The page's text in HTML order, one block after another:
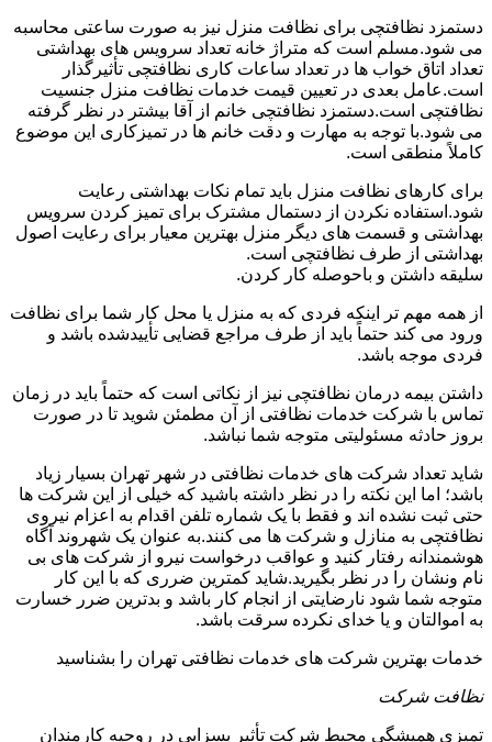
دستمزد نظافتچی برای نظافت منزل نیز به صورت ساعتی محاسبه
می شود.مسلم است که متراژ خانه تعداد سرویس های بهداشتی
تعداد اتاق خواب ها در تعداد ساعات کاری نظافتچی تأثیرگذار
است.عامل بعدی در تعیین قیمت خدمات نظافت منزل جنسیت
نظافتچی است.دستمزد نظافتچی خانم از آقا بیشتر در نظر گرفته
می شود.با توجه به مهارت و دقت خانم ها در تمیزکاری این موضوع
کاملاً منطقی است.
برای کارهای نظافت منزل باید تمام نکات بهداشتی رعایت
شود.استفاده نکردن از دستمال مشترک برای تمیز کردن سرویس
بهداشتی و قسمت های دیگر منزل بهترین معیار برای رعایت اصول
بهداشتی از طرف نظافتچی است.
سلیقه داشتن و باحوصله کار کردن.
از همه مهم تر اینکه فردی که به منزل یا محل کار شما برای نظافت
ورود می کند حتماً باید از طرف مراجع قضایی تأییدشده باشد و
فردی موجه باشد.
داشتن بیمه درمان نظافتچی نیز از نکاتی است که حتماً باید در زمان
تماس با شرکت خدمات نظافتی از آن مطمئن شوید تا در صورت
بروز حادثه مسئولیتی متوجه شما نباشد.
شاید تعداد شرکت های خدمات نظافتی در شهر تهران بسیار زیاد
باشد؛ اما این نکته را در نظر داشته باشید که خیلی از این شرکت ها
حتی ثبت نشده اند و فقط با یک شماره تلفن اقدام به اعزام نیروی
نظافتچی به منازل و شرکت ها می کنند.به عنوان یک شهروند آگاه
هوشمندانه رفتار کنید و عواقب درخواست نیرو از شرکت های بی
نام ونشان را در نظر بگیرید.شاید کمترین ضرری که با این کار
متوجه شما شود نارضایتی از انجام کار باشد و بدترین ضرر خسارت
به اموالتان و یا خدای نکرده سرقت باشد.
خدمات بهترین شرکت های خدمات نظافتی تهران را بشناسید
نظافت شرکت
تمیزی همیشگی محیط شرکت تأثیر بسزایی در روحیه کارمندان